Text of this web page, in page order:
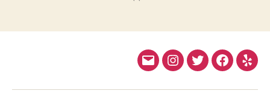
Yelp
Facebook
Twitter
Instagram
Email